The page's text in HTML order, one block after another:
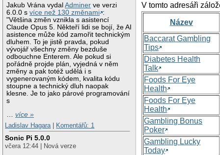
Jakub Vrána vydalAdminer ve verzi
6.0.0 svíce než 130 změnami :
"Většina změn vznikla s asistencí
Claude Opus 5. Někteří lidi se bojí, že AI
asistence může kód zamořit technickým
dluhem. To je jistě pravda, pokud
vývojář všechny změny bezduše
odbouchne Enterem. Ale pokud si
pořádně projde plán, vyjedná v něm
změny a pak totéž udělá i s
vygenerovaným kódem, kvalita kódu
stoupne a technický dluh naopak
klesne. Je to jako párové programování
s
…více »
Ladislav Hagara
Komentářů: 1
Sonic Pi 5.0.0
včera 12:44 | Nová verze
V tomto adresáři
Název
Baccarat Gambling
Tips
Diabetes Health
Talk
Foods For Eye
Health
Foods For Eye
Health
Gambling Bonus
Poker
Gambling Lucky
Today